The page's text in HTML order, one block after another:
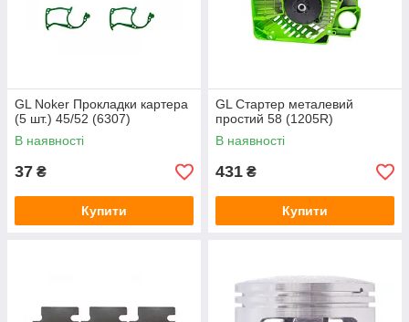
GL Noker Прокладки картера
(5 шт.) 45/52 (6307)
В наявності
37 ₴
Купити
GL Стартер металевий
простий 58 (1205R)
В наявності
431 ₴
Купити